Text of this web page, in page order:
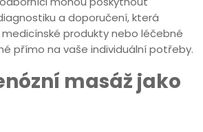
a doporučení, která
produkty nebo léčebné
přímo na vaše individuální potřeby.
masáž jako